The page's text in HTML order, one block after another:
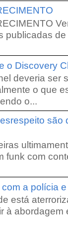
publicadas
o Discovery
deveria ser
o que
o...
são
funk com
a polícia
está
à